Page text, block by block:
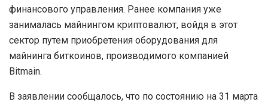
финансового управления. Ранее компания уже
занималась майнингом криптовалют, войдя в этот
сектор путем приобретения оборудования для
майнинга биткоинов, производимого компанией
Bitmain.
В заявлении сообщалось, что по состоянию на 31 марта